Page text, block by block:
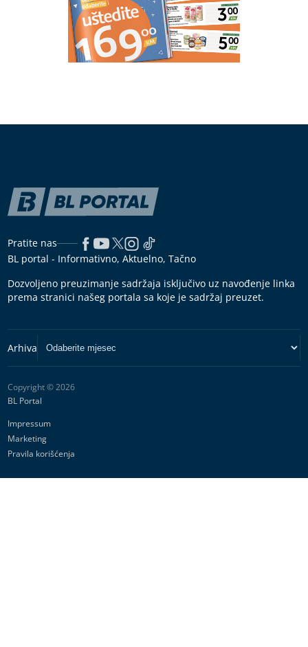
Pratite nas
BL portal - Informativno, Aktuelno, Tačno
Dozvoljeno preuzimanje sadržaja isključivo uz navođenje linka
prema stranici našeg portala sa koje je sadržaj preuzet.
Copyright © 2026
BL Portal
Impressum
Marketing
Pravila korišćenja